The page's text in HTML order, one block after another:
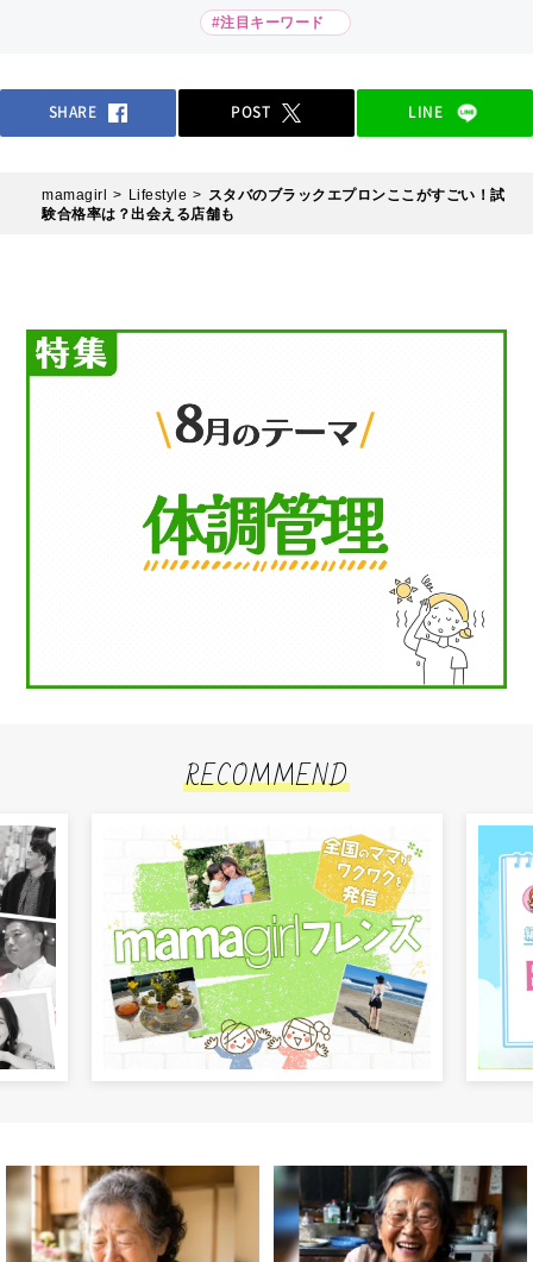
#注目キーワード
SHARE POST LINE
mamagirl Lifestyle
スタバのブラックエプロンここがすごい！試
験合格率は？出会える店舗も
RECOMMEND